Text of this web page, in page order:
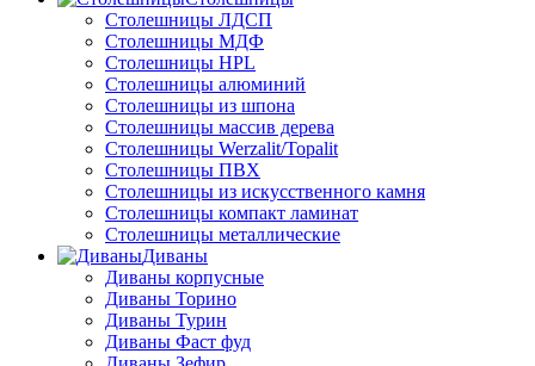
Столешницы ЛДСП
Столешницы МДФ
Столешницы HPL
Столешницы алюминий
Столешницы из шпона
Столешницы массив дерева
Столешницы Werzalit/Topalit
Столешницы ПВХ
Столешницы из искусственного камня
Столешницы компакт ламинат
Столешницы металлические
Диваны
Диваны корпусные
Диваны Торино
Диваны Турин
Диваны Фаст фуд